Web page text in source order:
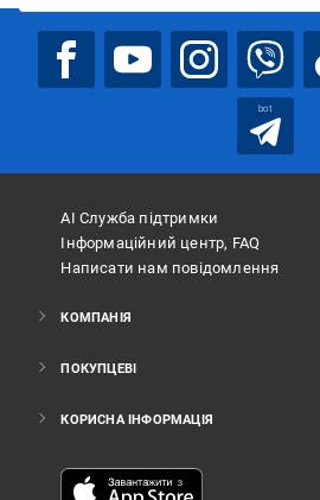
bot
АІ Служба підтримки
Інформаційний центр, FAQ
Написати нам повідомлення
КОМПАНІЯ
ПОКУПЦЕВІ
КОРИСНА ІНФОРМАЦІЯ